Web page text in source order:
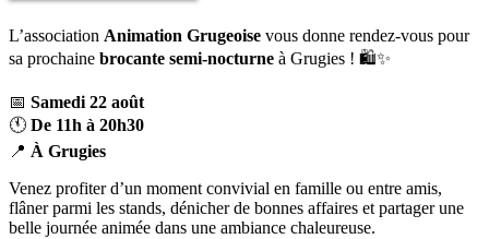
L’association Animation Grugeoise vous donne rendez-vous pour
sa prochaine brocante semi-nocturne à Grugies ! 🛍️✨
📅 Samedi 22 août
🕚 De 11h à 20h30
📍 À Grugies
Venez profiter d’un moment convivial en famille ou entre amis,
flâner parmi les stands, dénicher de bonnes affaires et partager une
belle journée animée dans une ambiance chaleureuse.